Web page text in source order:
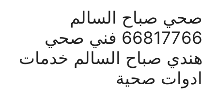
صحي صباح السالم
66817766 فني صحي
هندي صباح السالم خدمات
ادوات صحية